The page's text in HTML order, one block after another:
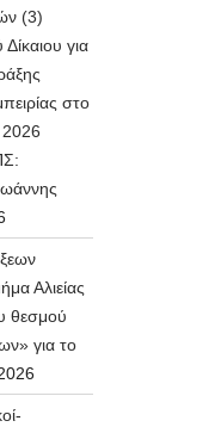
(3)
για
στο
2026
Αλιείας
θεσμού
για το